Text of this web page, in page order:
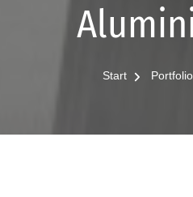
Start Portfolio